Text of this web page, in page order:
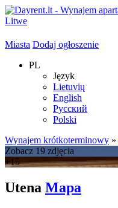
Miasta Dodaj ogłoszenie
PL
Język
Lietuvių
English
Русский
Polski
Wynajem krótkoterminowy »
Zobacz 19 zdjęcia
+15
Utena Mapa